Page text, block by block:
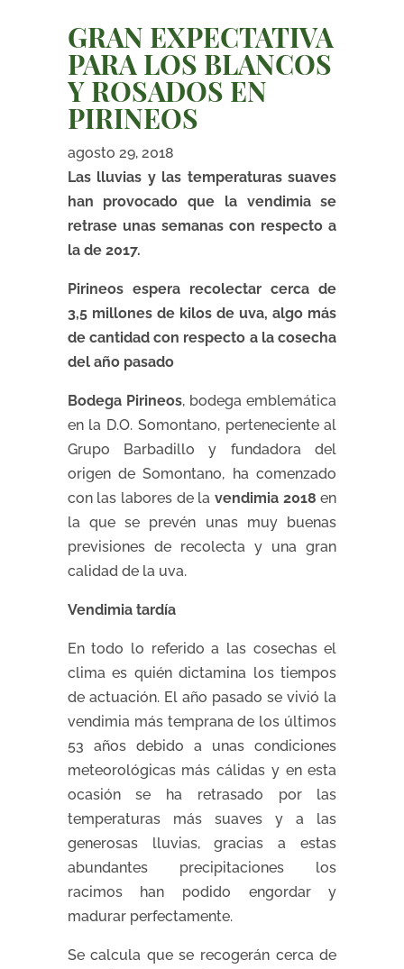
GRAN EXPECTATIVA
PARA LOS BLANCOS
Y ROSADOS EN
PIRINEOS
agosto 29, 2018
Las lluvias y las temperaturas suaves
han provocado que la vendimia se
retrase unas semanas con respecto a
la de 2017.
Pirineos espera recolectar cerca de
3,5 millones de kilos de uva, algo más
de cantidad con respecto a la cosecha
del año pasado
Bodega Pirineos, bodega emblemática
en la D.O. Somontano, perteneciente al
Grupo Barbadillo y fundadora del
origen de Somontano, ha comenzado
con las labores de la vendimia 2018 en
la que se prevén unas muy buenas
previsiones de recolecta y una gran
calidad de la uva.
Vendimia tardía
En todo lo referido a las cosechas el
clima es quién dictamina los tiempos
de actuación. El año pasado se vivió la
vendimia más temprana de los últimos
53 años debido a unas condiciones
meteorológicas más cálidas y en esta
ocasión se ha retrasado por las
temperaturas más suaves y a las
generosas lluvias, gracias a estas
abundantes precipitaciones los
racimos han podido engordar y
madurar perfectamente.
Se calcula que se recogerán cerca de